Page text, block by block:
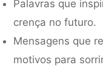
Palavras que
crença no futuro.
Mensagens que
motivos para